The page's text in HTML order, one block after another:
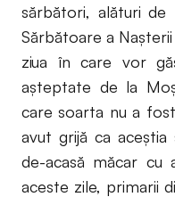
sărbători, alături de
Sărbătoare a
ziua în care vor
așteptate de la
care soarta nu a
avut grijă ca aceștia
de-acasă măcar cu
aceste zile, primarii